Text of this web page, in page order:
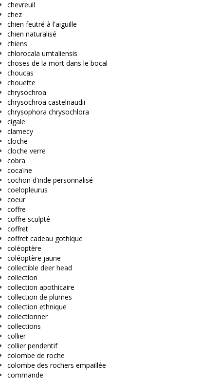
chevreuil
chez
chien feutré à l'aiguille
chien naturalisé
chiens
chlorocala umtaliensis
choses de la mort dans le bocal
choucas
chouette
chrysochroa
chrysochroa castelnaudii
chrysophora chrysochlora
cigale
clamecy
cloche
cloche verre
cobra
cocaïne
cochon d'inde personnalisé
coelopleurus
coeur
coffre
coffre sculpté
coffret
coffret cadeau gothique
coléoptère
coléoptère jaune
collectible deer head
collection
collection apothicaire
collection de plumes
collection ethnique
collectionner
collections
collier
collier pendentif
colombe de roche
colombe des rochers empaillée
commande